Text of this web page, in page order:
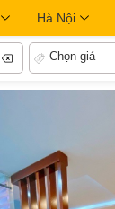
Hà Nội
Chọn giá